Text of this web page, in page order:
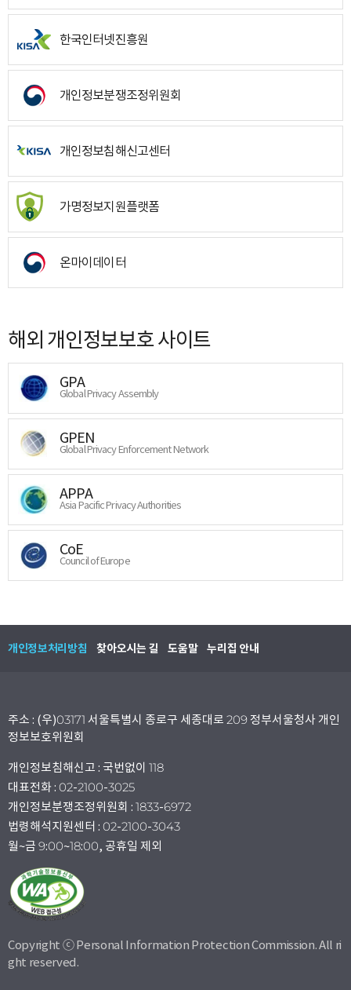
한국인터넷진흥원
개인정보분쟁조정위원회
개인정보침해신고센터
가명정보지원플랫폼
온마이데이터
해외 개인정보보호 사이트
GPA
Global Privacy Assembly
GPEN
Global Privacy Enforcement Network
APPA
Asia Pacific Privacy Authorities
CoE
Council of Europe
개인정보처리방침 찾아오시는 길 도움말 누리집 안내
주소 : (우)03171 서울특별시 종로구 세종대로 209 정부서울청사 개인
정보보호위원회
개인정보침해신고 : 국번없이 118
대표전화 : 02-2100-3025
개인정보분쟁조정위원회 : 1833-6972
법령해석지원센터 : 02-2100-3043
월~금 9:00~18:00, 공휴일 제외
Copyright ⓒ Personal Information Protection Commission. All ri
ght reserved.